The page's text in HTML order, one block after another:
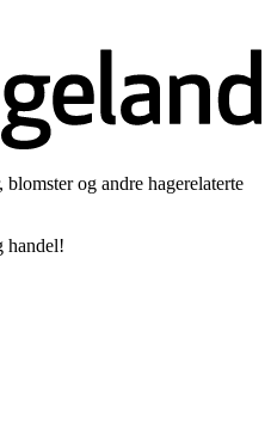
og andre hagerelaterte
handel!